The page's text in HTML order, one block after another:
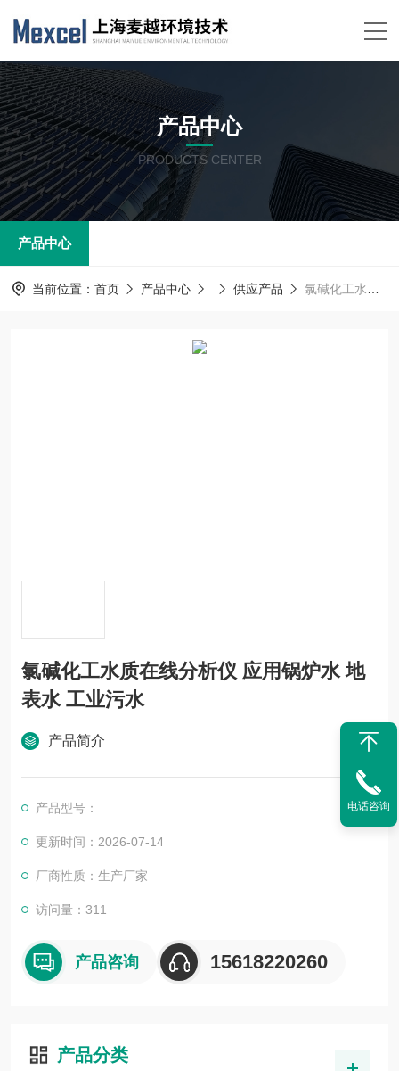
产品中心
PRODUCTS CENTER
产品中心
当前位置： 首页 产品中心 供应产品 氯碱化工水质在线分析仪 应用锅炉水 地表水 工业污水
氯碱化工水质在线分析仪 应用锅炉水 地
表水 工业污水
产品简介
产品型号：
更新时间：2026-07-14
厂商性质：生产厂家
访问量：311
产品咨询 15618220260
产品分类
电话咨询